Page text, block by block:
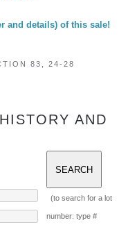
and details) of this sale!
83, 24-28
AND
(to search for a lot
number: type #